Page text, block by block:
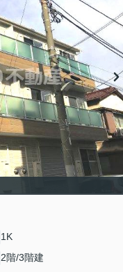
1K
2階/3階建